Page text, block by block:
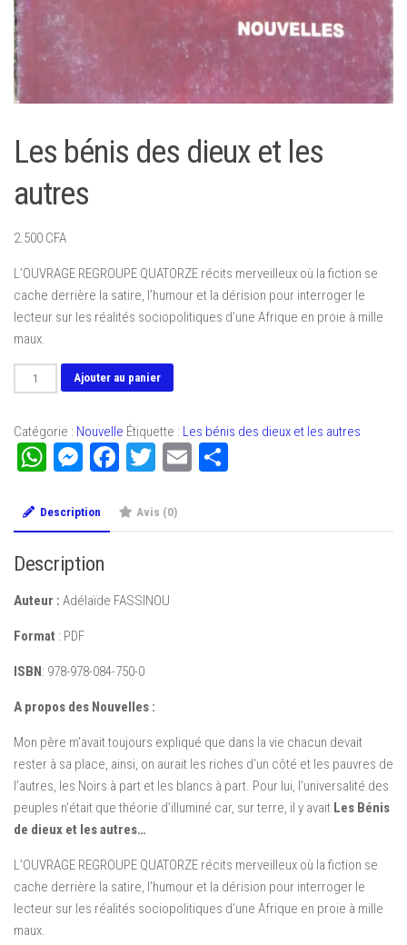
Les bénis des dieux et les
autres
2.500 CFA
L’OUVRAGE REGROUPE QUATORZE récits merveilleux où la fiction se
cache derrière la satire, l’humour et la dérision pour interroger le
lecteur sur les réalités sociopolitiques d’une Afrique en proie à mille
maux.
quantité
de
bénis
des
Ajouter au panier
Catégorie : Nouvelle Étiquette : Les bénis des dieux et les autres
WhatsApp
Messenger
Facebook
Twitter
Email
Description Avis (0)
Description
Auteur : Adélaïde FASSINOU
Format : PDF
ISBN: 978-978-084-750-0
A propos des Nouvelles :
Mon père m’avait toujours expliqué que dans la vie chacun devait
rester à sa place, ainsi, on aurait les riches d’un côté et les pauvres de
l’autres, les Noirs à part et les blancs à part. Pour lui, l’universalité des
peuples n’était que théorie d’illuminé car, sur terre, il y avait Les Bénis
de dieux et les autres…
L’OUVRAGE REGROUPE QUATORZE récits merveilleux où la fiction se
cache derrière la satire, l’humour et la dérision pour interroger le
lecteur sur les réalités sociopolitiques d’une Afrique en proie à mille
maux.